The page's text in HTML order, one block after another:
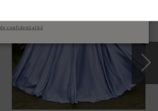
confidentialité